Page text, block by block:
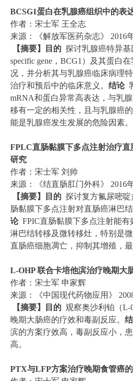
BCSG1蛋白在乳腺癌组织中的表
作者：宋士军 王全志
来源：《解放军医药杂志》 2016
【摘要】目的 探讨乳腺癌特异基
specific gene，BCG1）及其蛋白
况，并分析其与乳腺癌临床病理
治疗和预后中的临床意义。 结论
mRNA和蛋白异常高表达，与乳
移有一定的相关性，且与乳腺癌
能是乳腺癌发生发展的危险因素。
FPLC直肠黏膜下多点注射治疗
研究
作者：宋士军 刘帅
来源：《结直肠肛门外科》 2016
【摘要】目的 探讨复方氟尿嘧
肠黏膜下多点注射对直肠癌淋巴结
论 FPIC直肠黏膜下多点注射能
淋巴结转移及微转移灶，特别是
直肠癌细胞凋亡，抑制其增殖，
L-OHP 联合卡培他滨治疗晚期大
作者：宋士军 申家辉
来源：《中国现代药物应用》
【摘要】目的 观察奥沙利铂（L-
晚期大肠癌的疗效和毒副反应。
滨的方案疗效高，毒副反应小，
高。
PTX与LFP方案治疗晚期食管癌